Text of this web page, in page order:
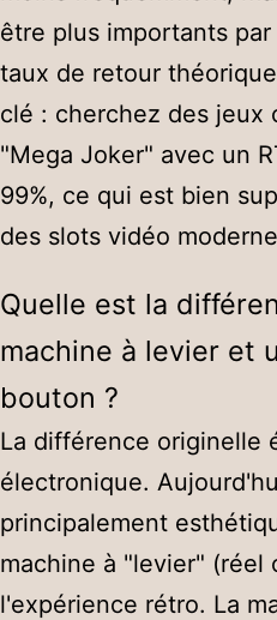
être plus importants
taux de retour
clé : cherchez des jeux
"Mega Joker" avec un
99%, ce qui est bien
des slots vidéo
Quelle est la
machine à levier et
bouton ?
La différence originelle
électronique.
principalement
machine à "levier" (réel
l'expérience rétro. La